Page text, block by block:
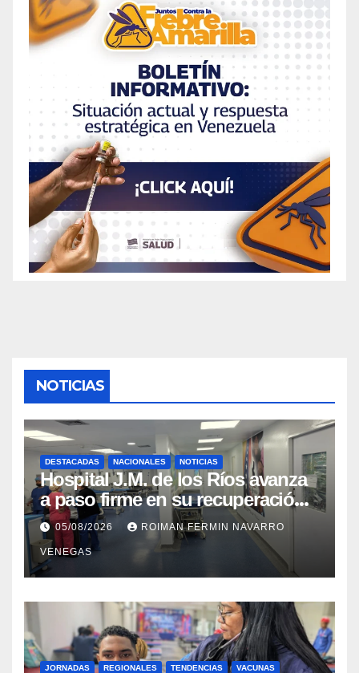
NOTICIAS
DESTACADAS NACIONALES NOTICIAS
Hospital J.M. de los Ríos avanza
a paso firme en su recuperación
tras los recientes eventos
sísmicos
05/08/2026 ROIMAN FERMIN NAVARRO
VENEGAS
JORNADAS REGIONALES TENDENCIAS VACUNAS